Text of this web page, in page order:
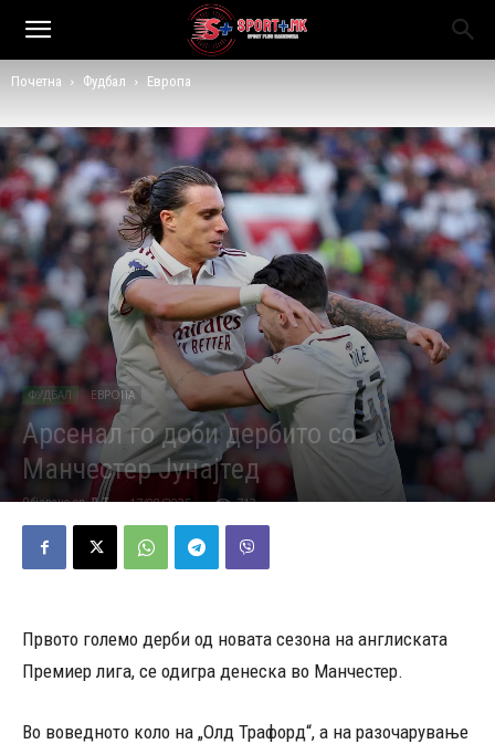
Почетна Фудбал Европа
ФУДБАЛ ЕВРОПА
Арсенал го доби дербито со
Манчестер Јунајтед
Објавено од Д.Т. - 17/08/2025 713
Првото големо дерби од новата сезона на англиската
Премиер лига, се одигра денеска во Манчестер.
Во воведното коло на „Олд Трафорд“, а на разочарување